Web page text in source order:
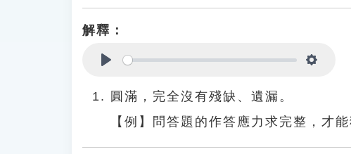
解釋：
圓滿，完全沒有殘缺、遺漏。
【例】問答題的作答應力求完整，才能